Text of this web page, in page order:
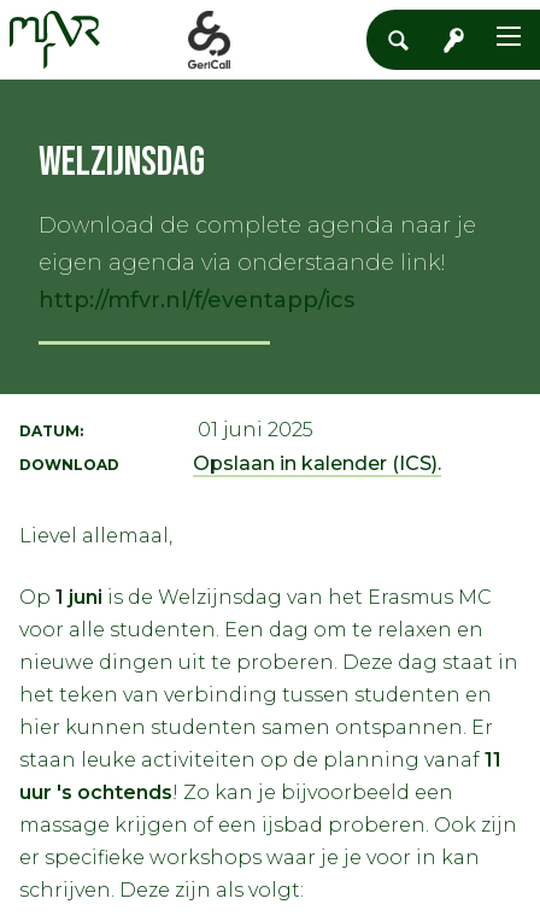
Welzijnsdag
Download de complete agenda naar je
eigen agenda via onderstaande link!
http://mfvr.nl/f/eventapp/ics
DATUM: 01 juni 2025
DOWNLOAD Opslaan in kalender (ICS).
Lievel allemaal,
Op 1 juni is de Welzijnsdag van het Erasmus MC
voor alle studenten. Een dag om te relaxen en
nieuwe dingen uit te proberen. Deze dag staat in
het teken van verbinding tussen studenten en
hier kunnen studenten samen ontspannen. Er
staan leuke activiteiten op de planning vanaf 11
uur 's ochtends! Zo kan je bijvoorbeeld een
massage krijgen of een ijsbad proberen. Ook zijn
er specifieke workshops waar je je voor in kan
schrijven. Deze zijn als volgt: